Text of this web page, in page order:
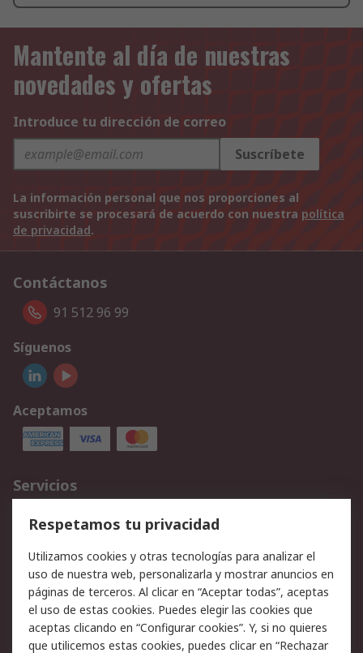
Mantente al día de nuestras
novedades y ofertas
Introduce tu dirección de correo
Suscríbete
La información personal que nos proporciones al
suscribirte se procesará de acuerdo con nuestra política
de privacidad.
Contáctanos
91 512 96 99
Síguenos
Aceptamos
Servicios
Cómo realizar pedidos
Devoluciones
Facturación y pago
Ofertas
Soporte técnico
Legal
Aviso legal
Política de privacidad -
Respetamos tu privacidad
Utilizamos cookies y otras tecnologías para analizar el
uso de nuestra web, personalizarla y mostrar anuncios en
páginas de terceros. Al clicar en “Aceptar todas”, aceptas
el uso de estas cookies. Puedes elegir las cookies que
aceptas clicando en “Configurar cookies”. Y, si no quieres
que utilicemos estas cookies, puedes clicar en “Rechazar